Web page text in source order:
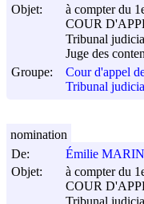
Objet:
à compter du
COUR
Tribunal
Juge des
Groupe:
Cour d'appel
Tribunal
De:
Émilie MARIN
Objet:
à compter du
COUR
Tribunal
nomination